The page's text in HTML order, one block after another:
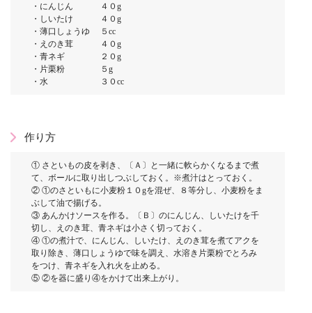
・にんじん ４０g
・しいたけ ４０g
・薄口しょうゆ ５cc
・えのき茸 ４０g
・青ネギ ２０g
・片栗粉 ５g
・水 ３０cc
作り方
① さといもの皮を剥き、〔Ａ〕と一緒に軟らかくなるまで煮
て、ボールに取り出しつぶしておく。※煮汁はとっておく。
② ①のさといもに小麦粉１０gを混ぜ、８等分し、小麦粉をま
ぶして油で揚げる。
③ あんかけソースを作る。〔Ｂ〕のにんじん、しいたけを千
切し、えのき茸、青ネギは小さく切っておく。
④ ①の煮汁で、にんじん、しいたけ、えのき茸を煮てアクを
取り除き、薄口しょうゆで味を調え、水溶き片栗粉でとろみ
をつけ、青ネギを入れ火を止める。
⑤ ②を器に盛り④をかけて出来上がり。